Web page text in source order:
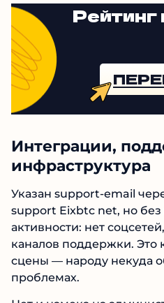
Интеграции,
инфраструктура
Указан support‑email
support Eixbtc net, но
активности: нет
каналов поддержки. Это
сцены — народу некуда
проблемах.